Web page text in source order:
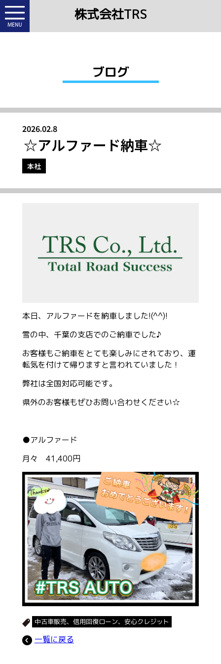
株式会社TRS
ブログ
2026.02.8
☆アルファード納車☆
本社
本日、アルファードを納車しました!(^^)!
雪の中、千葉の支店でのご納車でした♪
お客様もご納車をとても楽しみにされており、運
転気を付けて帰りますと言われていました！
弊社は全国対応可能です。
県外のお客様もぜひお問い合わせください☆
●アルファード
月々 41,400円
中古車販売、信用回復ローン、安心クレジット
一覧に戻る